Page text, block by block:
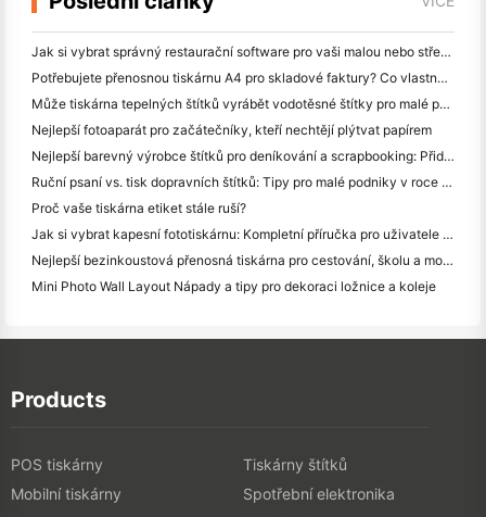
Jak si vybrat správný restaurační software pro vaši malou nebo střední restauraci
Potřebujete přenosnou tiskárnu A4 pro skladové faktury? Co vlastně funguje
Může tiskárna tepelných štítků vyrábět vodotěsné štítky pro malé podniky?
Nejlepší fotoaparát pro začátečníky, kteří nechtějí plýtvat papírem
Nejlepší barevný výrobce štítků pro deníkování a scrapbooking: Přidat více barev na každou stránku
Ruční psaní vs. tisk dopravních štítků: Tipy pro malé podniky v roce 2026
Proč vaše tiskárna etiket stále ruší?
Jak si vybrat kapesní fototiskárnu: Kompletní příručka pro uživatele deníků, cestování a iPhone
Nejlepší bezinkoustová přenosná tiskárna pro cestování, školu a mobilní práci: Hanin MT620 Pro Review
Mini Photo Wall Layout Nápady a tipy pro dekoraci ložnice a koleje
Products
POS tiskárny
Tiskárny štítků
Mobilní tiskárny
Spotřební elektronika